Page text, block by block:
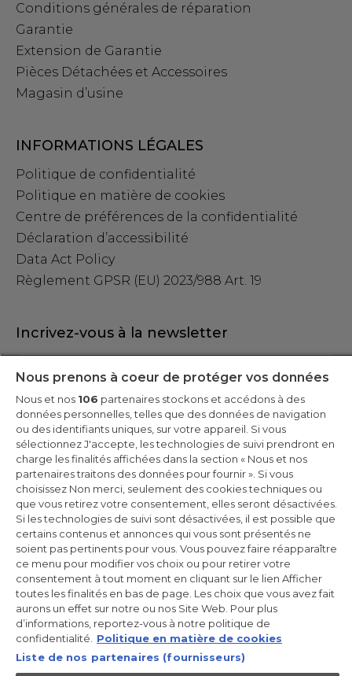
Conditions générales de réparation
Garantie
Extension de Garantie
Pièces Détachées et Accessoires
Magasin d’usine
INFORMATIONS LÉGALES
Politique de confidentialité
Politique en matière de cookies
Centre de préférences de la confidentialité
Déclaration d’accessibilité
Data Act Policy
Règlement GPSR (EU) 2023/988 Art. 19
Incrivez-vous à la newsletter
première commande
CANDY HOOVER GROUP S.r.I. - Associé unique - SIÈGE SOCIAL :
Via Comolli, 57 - 20861 Brugherio (MB) - Italie - SIÈGES
ADMINISTRATIFS : Via Privata Eden Fumagalli snc - 20861
Brugherio (MB) et Via Trento n. 20/A-22 - 20871 Vimercate (MB) -
Italie - Tél. : +39.039.2086.1 - Fax : +39.039.2086.237 - Capital social
35 000 000,00 € iv - Cod. Code fiscal et numéro d'inscription au
registre du commerce de Milan-Monza-Brianza-Lodi 04666310158
- Numéro de TVA 00786860965 - Numéro REA : MB-1033934 -
Autorisation IT AEOF 211870 - Société soumise aux activités de
gestion et de coordination de Candy S.p.A.
FR / Français
Nous prenons à coeur de protéger vos données
Nous et nos 106 partenaires stockons et accédons à des
données personnelles, telles que des données de navigation
ou des identifiants uniques, sur votre appareil. Si vous
sélectionnez J'accepte, les technologies de suivi prendront en
charge les finalités affichées dans la section « Nous et nos
partenaires traitons des données pour fournir ». Si vous
choisissez Non merci, seulement des cookies techniques ou
que vous retirez votre consentement, elles seront désactivées.
Si les technologies de suivi sont désactivées, il est possible que
certains contenus et annonces qui vous sont présentés ne
soient pas pertinents pour vous. Vous pouvez faire réapparaître
ce menu pour modifier vos choix ou pour retirer votre
consentement à tout moment en cliquant sur le lien Afficher
toutes les finalités en bas de page. Les choix que vous avez fait
aurons un effet sur notre ou nos Site Web. Pour plus
d’informations, reportez-vous à notre politique de
confidentialité.
Politique en matière de cookies
Liste de nos partenaires (fournisseurs)